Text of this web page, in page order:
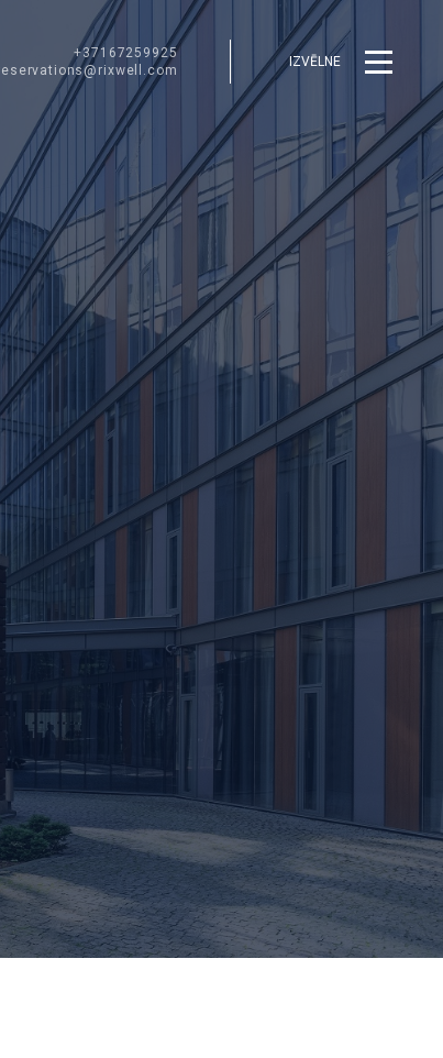
+37167259925
IZVĒLNE